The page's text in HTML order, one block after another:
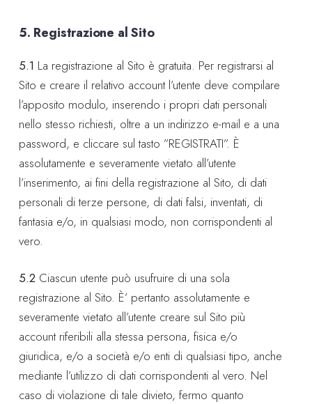
5. Registrazione al Sito
5.1 La registrazione al Sito è gratuita. Per registrarsi al
Sito e creare il relativo account l’utente deve compilare
l’apposito modulo, inserendo i propri dati personali
nello stesso richiesti, oltre a un indirizzo e-mail e a una
password, e cliccare sul tasto ”REGISTRATI”. È
assolutamente e severamente vietato all’utente
l’inserimento, ai fini della registrazione al Sito, di dati
personali di terze persone, di dati falsi, inventati, di
fantasia e/o, in qualsiasi modo, non corrispondenti al
vero.
5.2 Ciascun utente può usufruire di una sola
registrazione al Sito. È’ pertanto assolutamente e
severamente vietato all’utente creare sul Sito più
account riferibili alla stessa persona, fisica e/o
giuridica, e/o a società e/o enti di qualsiasi tipo, anche
mediante l’utilizzo di dati corrispondenti al vero. Nel
caso di violazione di tale divieto, fermo quanto